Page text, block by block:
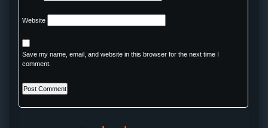
Website
Save my name, email, and website in this browser for the next time I
comment.